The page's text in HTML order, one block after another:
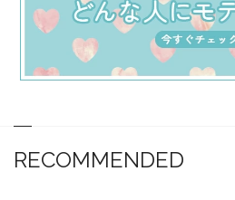
RECOMMENDED